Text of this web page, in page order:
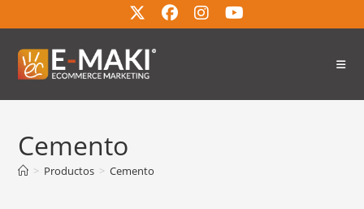
Cemento
> Productos > Cemento